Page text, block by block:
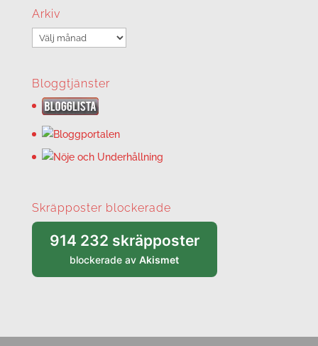
Arkiv
Arkiv
Bloggtjänster
Skräpposter blockerade
914 232 skräpposter
blockerade avAkismet